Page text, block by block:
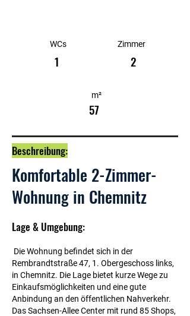
WCs
1
Zimmer
2
m²
57
Beschreibung:
Komfortable 2-Zimmer-
Wohnung in Chemnitz
Lage & Umgebung:
Die Wohnung befindet sich in der
Rembrandtstraße 47, 1. Obergeschoss links,
in Chemnitz. Die Lage bietet kurze Wege zu
Einkaufsmöglichkeiten und eine gute
Anbindung an den öffentlichen Nahverkehr.
Das Sachsen-Allee Center mit rund 85 Shops,